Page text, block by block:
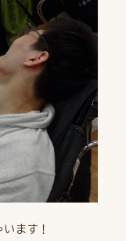
います！